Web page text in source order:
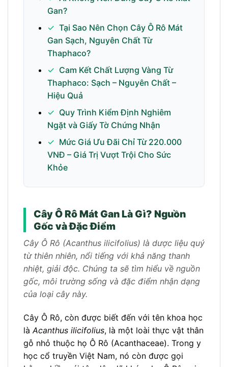
Gan?
✓ Tại Sao Nên Chọn Cây Ô Rô Mát
Gan Sạch, Nguyên Chất Từ
Thaphaco?
✓ Cam Kết Chất Lượng Vàng Từ
Thaphaco: Sạch – Nguyên Chất –
Hiệu Quả
✓ Quy Trình Kiểm Định Nghiêm
Ngặt và Giấy Tờ Chứng Nhận
✓ Mức Giá Ưu Đãi Chỉ Từ 220.000
VNĐ – Giá Trị Vượt Trội Cho Sức
Khỏe
Cây Ô Rô Mát Gan Là Gì? Nguồn
Gốc và Đặc Điểm
Cây Ô Rô (Acanthus ilicifolius) là dược liệu quý
từ thiên nhiên, nổi tiếng với khả năng thanh
nhiệt, giải độc. Chúng ta sẽ tìm hiểu về nguồn
gốc, môi trường sống và đặc điểm nhận dạng
của loại cây này.
Cây Ô Rô, còn được biết đến với tên khoa học
làAcanthus ilicifolius, là một loài thực vật thân
gỗ nhỏ thuộc họ Ô Rô (Acanthaceae). Trong y
học cổ truyền Việt Nam, nó còn được gọi